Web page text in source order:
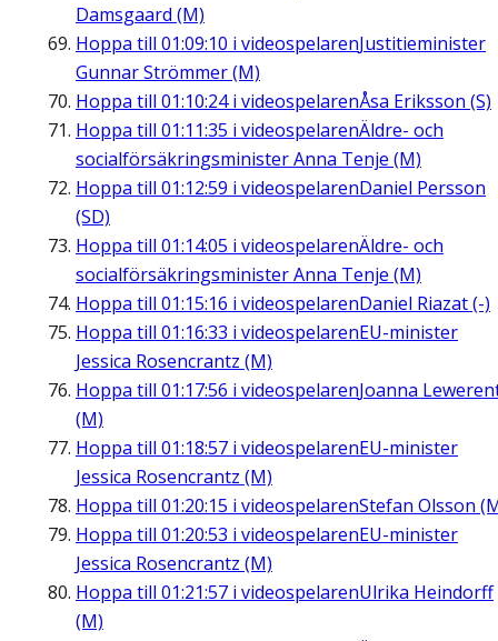
Damsgaard (M)
Hoppa till 01:09:10 i videospelarenJustitieminister
Gunnar Strömmer (M)
Hoppa till 01:10:24i videospelarenÅsa Eriksson (S)
Hoppa till 01:11:35 i videospelarenÄldre- och
socialförsäkringsminister Anna Tenje (M)
Hoppa till 01:12:59 i videospelarenDaniel Persson
(SD)
Hoppa till 01:14:05 i videospelarenÄldre- och
socialförsäkringsminister Anna Tenje (M)
Hoppa till 01:15:16 i videospelarenDaniel Riazat (-)
Hoppa till 01:16:33 i videospelarenEU-minister
Jessica Rosencrantz (M)
Hoppa till 01:17:56 i videospelarenJoanna
(M)
Hoppa till 01:18:57 i videospelarenEU-minister
Jessica Rosencrantz (M)
Hoppa till 01:20:15 i videospelarenStefan Olsson
Hoppa till 01:20:53 i videospelarenEU-minister
Jessica Rosencrantz (M)
Hoppa till 01:21:57 i videospelarenUlrika Heindorff
(M)